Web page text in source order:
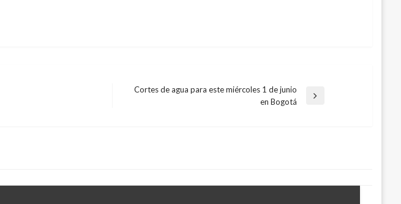
Cortes de agua para este miércoles 1 de junio
en Bogotá